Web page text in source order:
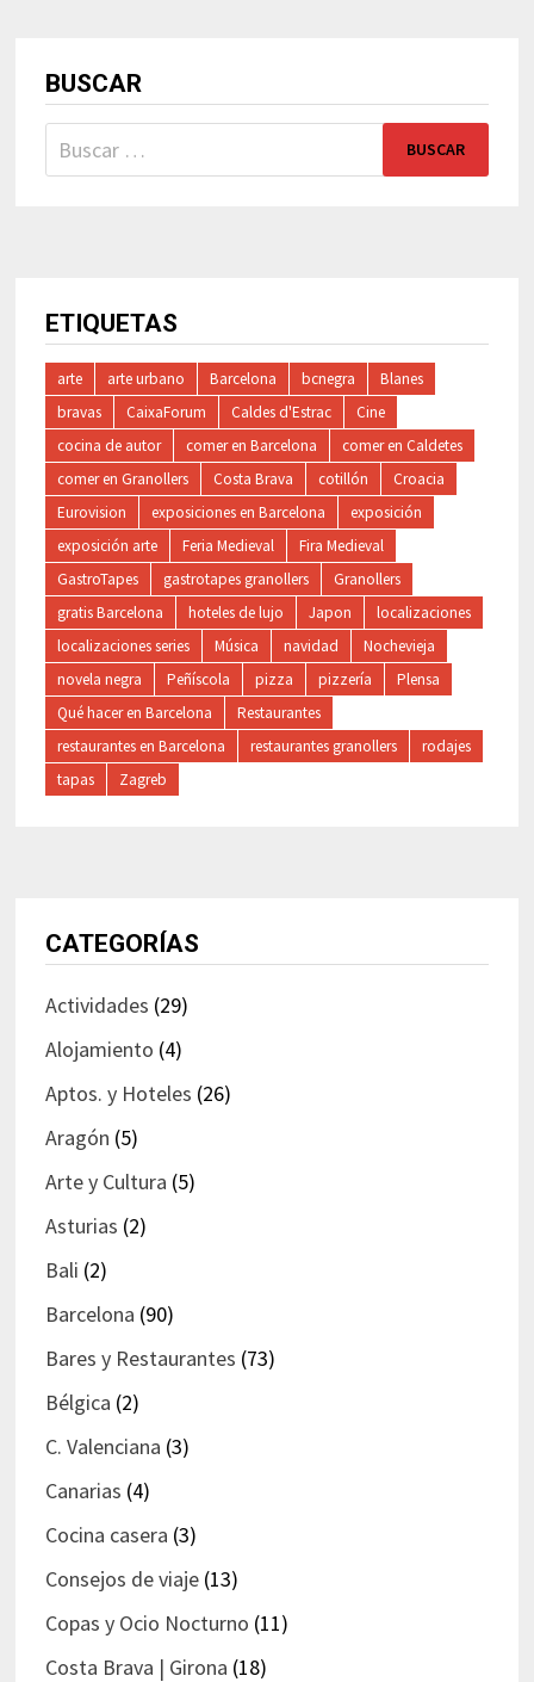
BUSCAR
Buscar:
ETIQUETAS
arte arte urbano Barcelona bcnegra
Blanes
bravas
CaixaForum Caldes d'Estrac
Cine
cocina de autor
comer en Barcelona
comer en Caldetes
comer en Granollers
Costa Brava cotillón
Croacia
Eurovision
exposiciones en Barcelona
exposición
exposición arte
Feria Medieval
Fira Medieval
GastroTapes
gastrotapes granollers
Granollers
gratis Barcelona
hoteles de lujo Japon
localizaciones
localizaciones series
Música navidad
Nochevieja
novela negra
Peñíscola pizza pizzería
Plensa
Qué hacer en Barcelona
Restaurantes
restaurantes en Barcelona
restaurantes granollers
rodajes
tapas
Zagreb
CATEGORÍAS
Actividades (29)
Alojamiento (4)
Aptos. y Hoteles (26)
Aragón (5)
Arte y Cultura (5)
Asturias (2)
Bali (2)
Barcelona (90)
Bares y Restaurantes (73)
Bélgica (2)
C. Valenciana (3)
Canarias (4)
Cocina casera (3)
Consejos de viaje(13)
Copas y Ocio Nocturno (11)
Costa Brava | Girona (18)